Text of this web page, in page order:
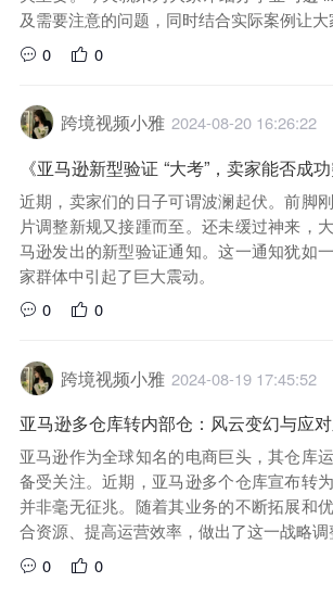
及需要注意的问题，同时结合实际案例让大
0
0
跨境视频小雅 2024-08-20 16:26:22
《亚马逊新型验证 “大考”，卖家能否成功
近期，卖家们的日子可谓波澜起伏。前脚
片调整新规又接踵而至。还未缓过神来，
马逊发出的新型验证通知。这一通知犹如
家群体中引起了巨大震动。
0
0
跨境视频小雅 2024-08-19 17:45:52
亚马逊多仓库转内部仓：风云变幻与应
亚马逊作为全球知名的电商巨头，其仓库
备受关注。近期，亚马逊多个仓库宣布转
并非毫无征兆。随着其业务的不断拓展和
合资源、提高运营效率，做出了这一战略调
0
0